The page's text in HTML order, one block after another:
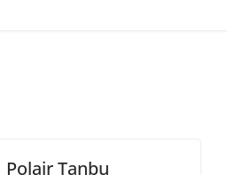
Polair Tanbu